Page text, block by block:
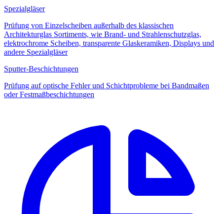
Spezialgläser
Prüfung von Einzelscheiben außerhalb des klassischen
Architekturglas Sortiments, wie Brand- und Strahlenschutzglas,
elektrochrome Scheiben, transparente Glaskeramiken, Displays und
andere Spezialgläser
Sputter-Beschichtungen
Prüfung auf optische Fehler und Schichtprobleme bei Bandmaßen
oder Festmaßbeschichtungen